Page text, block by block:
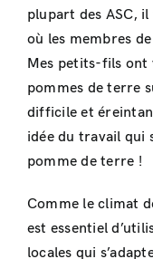
plupart des ASC,
où les membres
Mes petits-fils ont
pommes de terre
difficile et
idée du travail qui
pomme de terre !
Comme le climat
est essentiel
locales qui